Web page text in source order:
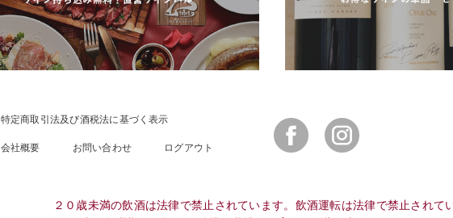
特定商取引法及び酒税法に基づく表示
会社概要 お問い合わせ ログアウト
Facebook
２０歳未満の飲酒は法律で禁止されています。飲酒運転は法律で禁止されて